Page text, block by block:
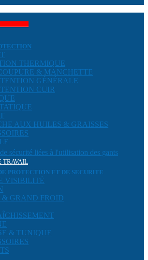
THERMIQUE
& MANCHETTE
GÉNÉRALE
CUIR
AUX HUILES & GRAISSES
sécurité liées à l'utilisation des gants
TRAVAIL
PROTECTION ET DE SECURITE
VISIBILITÉ
& GRAND FROID
& TUNIQUE